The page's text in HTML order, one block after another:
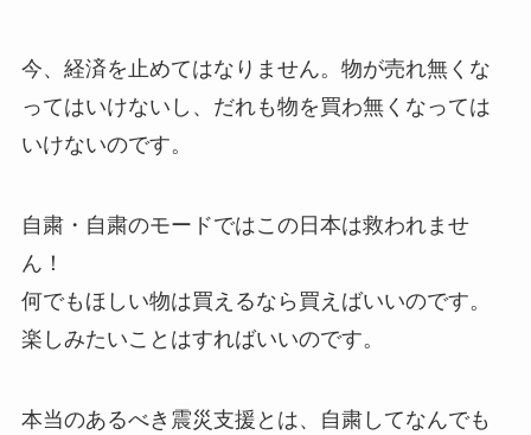
今、経済を止めてはなりません。物が売れ無くな
ってはいけないし、だれも物を買わ無くなっては
いけないのです。
自粛・自粛のモードではこの日本は救われませ
ん！
何でもほしい物は買えるなら買えばいいのです。
楽しみたいことはすればいいのです。
本当のあるべき震災支援とは、自粛してなんでも